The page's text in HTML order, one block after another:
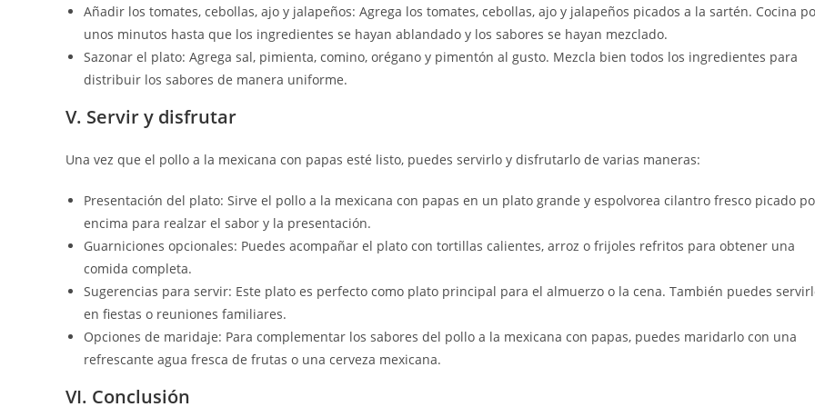
Añadir los tomates, cebollas, ajo y jalapeños: Agrega los tomates, cebollas, ajo y jalapeños picados a la sartén. Cocina
unos minutos hasta que los ingredientes se hayan ablandado y los sabores se hayan mezclado.
Sazonar el plato: Agrega sal, pimienta, comino, orégano y pimentón al gusto. Mezcla bien todos los ingredientes para
distribuir los sabores de manera uniforme.
V. Servir y disfrutar
Una vez que el pollo a la mexicana con papas esté listo, puedes servirlo y disfrutarlo de varias maneras:
Presentación del plato: Sirve el pollo a la mexicana con papas en un plato grande y espolvorea cilantro fresco picado
encima para realzar el sabor y la presentación.
Guarniciones opcionales: Puedes acompañar el plato con tortillas calientes, arroz o frijoles refritos para obtener una
comida completa.
Sugerencias para servir: Este plato es perfecto como plato principal para el almuerzo o la cena. También puedes
en fiestas o reuniones familiares.
Opciones de maridaje: Para complementar los sabores del pollo a la mexicana con papas, puedes maridarlo con una
refrescante agua fresca de frutas o una cerveza mexicana.
VI. Conclusión